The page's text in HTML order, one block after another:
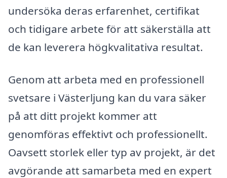
undersöka deras erfarenhet, certifikat
och tidigare arbete för att säkerställa att
de kan leverera högkvalitativa resultat.
Genom att arbeta med en professionell
svetsare i Västerljung kan du vara säker
på att ditt projekt kommer att
genomföras effektivt och professionellt.
Oavsett storlek eller typ av projekt, är det
avgörande att samarbeta med en expert